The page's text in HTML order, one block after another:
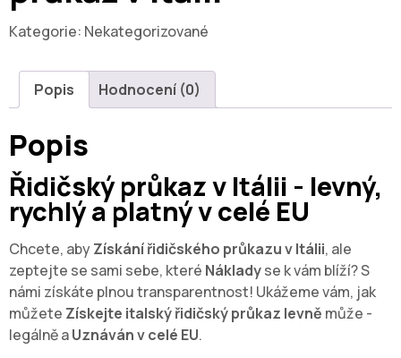
Kategorie: Nekategorizované
Popis Hodnocení (0)
Popis
Řidičský průkaz v Itálii - levný,
rychlý a platný v celé EU
Chcete, abyZískání řidičského průkazu v Itálii, ale
zeptejte se sami sebe, které Nákladyse k vám blíží? S
námi získáte plnou transparentnost! Ukážeme vám, jak
můžete Získejte italský řidičský průkaz levně může -
legálně aUznáván v celé EU.